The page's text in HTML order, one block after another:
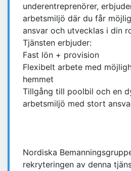
underentreprenörer,
arbetsmiljö där du får
ansvar och utvecklas i din
Tjänsten erbjuder:
Fast lön + provision
Flexibelt arbete med
hemmet
Tillgång till poolbil och en
arbetsmiljö med stort
Nordiska
rekryteringen av denna